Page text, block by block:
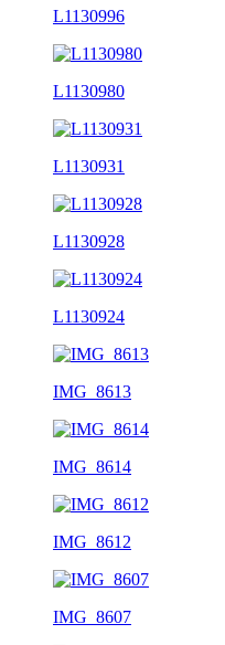
L1130996
L1130980
L1130931
L1130928
L1130924
IMG_8613
IMG_8614
IMG_8612
IMG_8607